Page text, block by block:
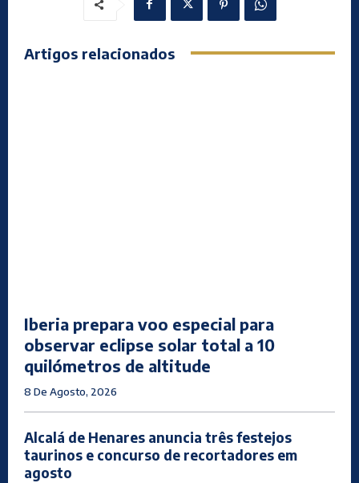
Artigos relacionados
Iberia prepara voo especial para
observar eclipse solar total a 10
quilómetros de altitude
8 De Agosto, 2026
Alcalá de Henares anuncia três festejos
taurinos e concurso de recortadores em
agosto